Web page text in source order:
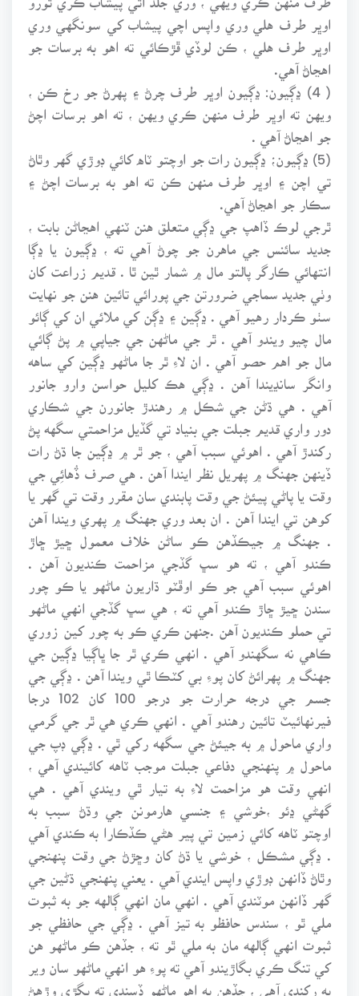
اوڀر طرف هلي وري واپس اچي پيشاب کي سونگهي وري
اوڀر طرف هلي ، ڪن لوڏي ڦڙڪائي ته اهو به برسات جو
اهڃاڻ آهي.
( 4) ڍڳيون: ڍڳيون اوڀر طرف چرڻ ۽ پهرڻ جو رخ ڪن ،
ويهن ته اوڀر طرف منهن ڪري ويهن ، ته اهو برسات اچڻ
جو اهڃاڻ آهي .
(5) ڍڳيون؛ ڍڳيون رات جو اوچتو ٽاه کائي ڊوڙي گهر وٿاڻ
تي اچن ۽ اوڀر طرف منهن ڪن ته اهو به برسات اچڻ ۽
سڪار جو اهڃاڻ آهي.
ٿرجي لوڪ ڏاهپ جي ڍڳي متعلق هنن ٽنهي اهڃاڻن بابت ،
جديد سائنس جي ماهرن جو چوڻ آهي ته ، ڍڳيون يا ڍڳا
انتهائي ڪارگر پالتو مال ۾ شمار ٿين ٿا . قديم زراعت کان
وٺي جديد سماجي ضرورتن جي پورائي تائين هنن جو نهايت
سٺو ڪردار رهيو آهي . ڍڳين ۽ ڍڳن کي ملائي ان کي ڳائو
مال چيو ويندو آهي . ٿر جي ماڻهن جي جياپي ۾ پڻ ڳائي
مال جو اهم حصو آهي . ان لاءِ ٿر جا ماڻهو ڍڳين کي ساهه
وانگر سانڍيندا آهن . ڍڳي هڪ کليل حواسن وارو جانور
آهي . هي ڌڻن جي شڪل ۾ رهندڙ جانورن جي شڪاري
دور واري قديم جبلت جي بنياد تي گڏيل مزاحمتي سگهه پڻ
رکندڙ آهي . اهوئي سبب آهي ، جو ٿر ۾ ڍڳين جا ڌڻ رات
ڏينهن جهنگ ۾ پهريل نظر ايندا آهن . هي صرف ڏُهائِي جي
وقت يا پاڻي پيئڻ جي وقت پابندي سان مقرر وقت تي گهر يا
کوهن تي ايندا آهن . ان بعد وري جهنگ ۾ پهري ويندا آهن
. جهنگ ۾ جيڪڏهن ڪو ساڻن خلاف معمول ڇيڙ ڇاڙ
ڪندو آهي ، ته هو سڀ گڏجي مزاحمت ڪنديون آهن .
اهوئي سبب آهي جو ڪو اوڦٽو ڌاريون ماڻهو يا ڪو چور
سندن ڇيڙ ڇاڙ ڪندو آهي ته ، هي سڀ گڏجي انهي ماڻهو
تي حملو ڪنديون آهن .جنهن ڪري ڪو به چور کين زوري
ڪاهي نه سگهندو آهي . انهي ڪري ٿر جا ڀاڳيا ڍڳين جي
جهنگ ۾ پهرائڻ کان پوءِ بي کٽڪا ٿي ويندا آهن . ڍڳي جي
جسم جي درجه حرارت جو درجو 100 کان 102 درجا
فيرنهائيٽ تائين رهندو آهي . انهي ڪري هي ٿر جي گرمي
واري ماحول ۾ به جيئڻ جي سگهه رکي ٿي . ڍڳي ڊپ جي
ماحول ۾ پنهنجي دفاعي جبلت موجب ٽاهه کائيندي آهي ،
انهي وقت هو مزاحمت لاءِ به تيار ٿي ويندي آهي . هي
گهڻي ڍئو ،خوشي ۽ جنسي هارمونن جي وڌڻ سبب به
اوچتو ٽاهه کائي زمين تي پير هڻي ڪڏڪارا به ڪندي آهي
. ڍڳي مشڪل ، خوشي يا ڌڻ کان وڇڙڻ جي وقت پنهنجي
وٿاڻ ڏانهن ڊوڙي واپس ايندي آهي . يعني پنهنجي ڌڻين جي
گهر ڏانهن موٽندي آهي . انهي مان انهي ڳالهه جو به ثبوت
ملي ٿو ، سندس حافظو به تيز آهي . ڍڳي جي حافظي جو
ثبوت انهي ڳالهه مان به ملي ٿو ته ، جڏهن ڪو ماڻهو هن
کي تنگ ڪري بگاڙيندو آهي ته پوءِ هو انهي ماڻهو سان وير
به رکندي آهي ، جڏهن به اهو ماڻهو ڏسندي ته بگڙي وڙهڻ